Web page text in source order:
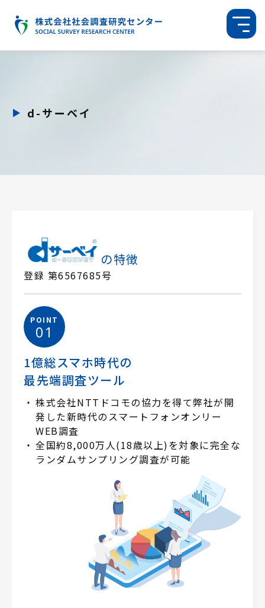
d-サーベイ
の特徴
登録 第6567685号
POINT
01
1億総スマホ時代の
最先端調査ツール
株式会社NTTドコモの協力を得て弊社が開
発した新時代のスマートフォンオンリー
WEB調査
全国約8,000万人(18歳以上)を対象に完全な
ランダムサンプリング調査が可能